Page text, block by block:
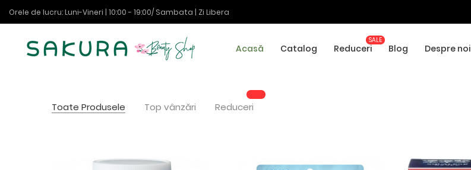
Orele de lucru: Luni-Vineri | 10:00 - 19:00/ Sambata | Zi Libera
Acasă Catalog Reduceri Blog Despre noi
Toate Produsele Top vânzări Reduceri